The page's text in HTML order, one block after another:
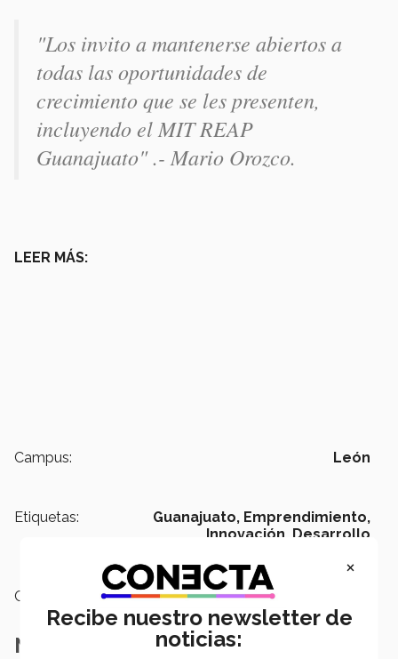
"Los invito a mantenerse abiertos a
todas las oportunidades de
crecimiento que se les presenten,
incluyendo el MIT REAP
Guanajuato" .- Mario Orozco.
LEER MÁS:
Campus: León
Etiquetas: Guanajuato, Emprendimiento,
Innovación, Desarrollo
Categoría: Emprendedores
Notas Relacionadas
×
Recibe nuestro newsletter de
noticias: